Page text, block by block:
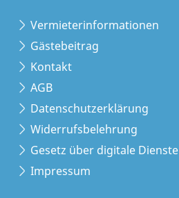
Vermieterinformationen
Gästebeitrag
Kontakt
AGB
Datenschutzerklärung
Widerrufsbelehrung
Gesetz über digitale Dienste
Impressum